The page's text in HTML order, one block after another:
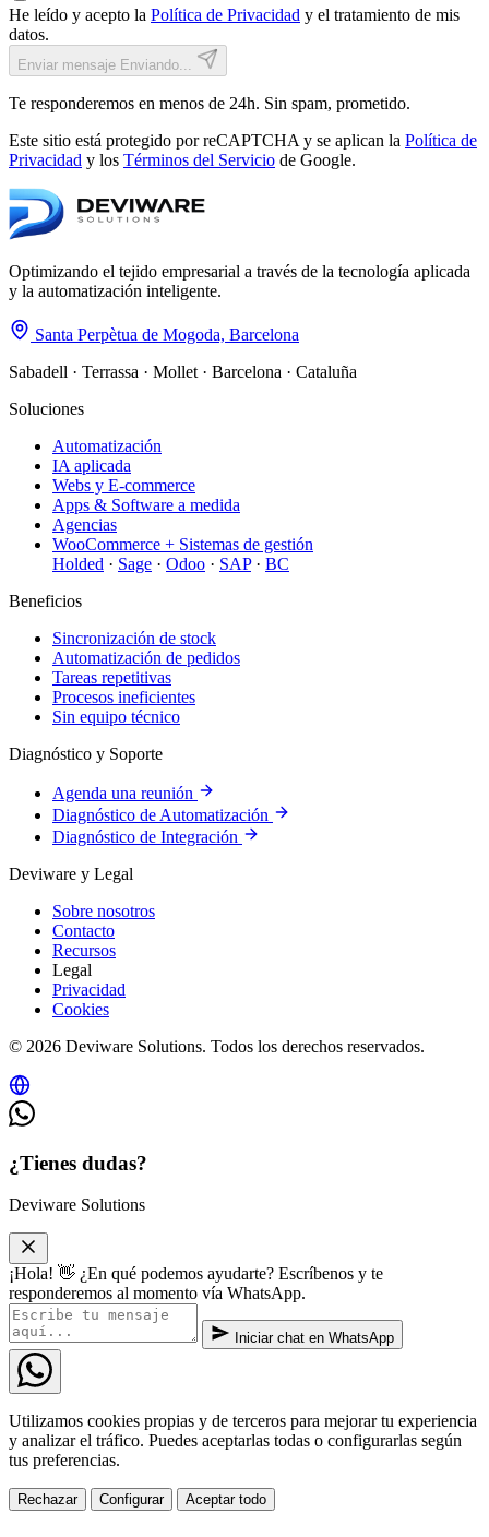
He leído y acepto la Política de Privacidad y el tratamiento de mis
datos.
Enviar mensaje Enviando...
Te responderemos en menos de 24h. Sin spam, prometido.
Este sitio está protegido por reCAPTCHA y se aplican la Política de
Privacidad y los Términos del Servicio de Google.
Optimizando el tejido empresarial a través de la tecnología aplicada
y la automatización inteligente.
Santa Perpètua de Mogoda, Barcelona
Sabadell · Terrassa · Mollet · Barcelona · Cataluña
Soluciones
Automatización
IA aplicada
Webs y E-commerce
Apps & Software a medida
Agencias
WooCommerce + Sistemas de gestión
Holded · Sage · Odoo · SAP · BC
Beneficios
Sincronización de stock
Automatización de pedidos
Tareas repetitivas
Procesos ineficientes
Sin equipo técnico
Diagnóstico y Soporte
Agenda una reunión
Diagnóstico de Automatización
Diagnóstico de Integración
Deviware y Legal
Sobre nosotros
Contacto
Recursos
Legal
Privacidad
Cookies
© 2026 Deviware Solutions. Todos los derechos reservados.
¿Tienes dudas?
Deviware Solutions
¡Hola! 👋 ¿En qué podemos ayudarte? Escríbenos y te
responderemos al momento vía WhatsApp.
Iniciar chat en WhatsApp
Utilizamos cookies propias y de terceros para mejorar tu experiencia
y analizar el tráfico. Puedes aceptarlas todas o configurarlas según
tus preferencias.
Rechazar Configurar Aceptar todo